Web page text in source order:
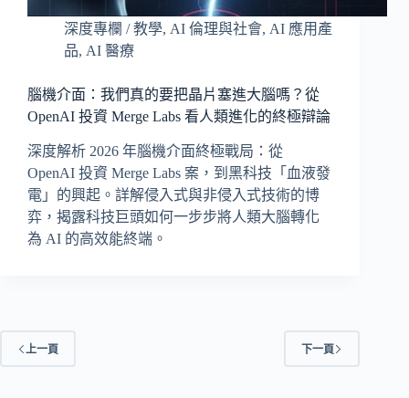
深度專欄 / 教學, AI 倫理與社會, AI 應用產
品, AI 醫療
腦機介面：我們真的要把晶片塞進大腦嗎？從
OpenAI 投資 Merge Labs 看人類進化的終極辯論
深度解析 2026 年腦機介面終極戰局：從
OpenAI 投資 Merge Labs 案，到黑科技「血液發
電」的興起。詳解侵入式與非侵入式技術的博
弈，揭露科技巨頭如何一步步將人類大腦轉化
為 AI 的高效能終端。
上一頁 下一頁